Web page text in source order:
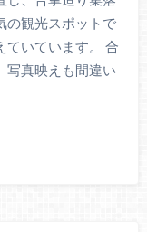
の観光スポットで
ていています。 合
写真映えも間違い